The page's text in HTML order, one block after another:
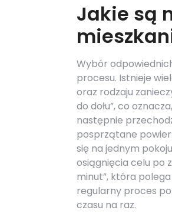
Jakie są
Wybór
procesu. Istnieje
oraz rodzaju
do dołu”, co
następnie
posprzątane
się na jednym
osiągnięcia celu po
minut”, która
regularny proces
czasu na raz.